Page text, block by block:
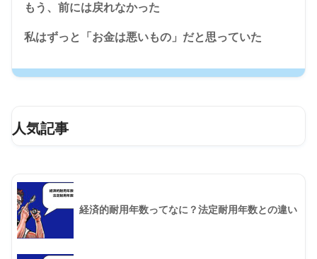
もう、前には戻れなかった
私はずっと「お金は悪いもの」だと思っていた
人気記事
経済的耐用年数ってなに？法定耐用年数との違い